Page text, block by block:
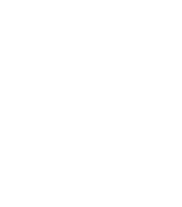
WC)
tengerre nézők
a főépületben,
a külön közös
ajtóval